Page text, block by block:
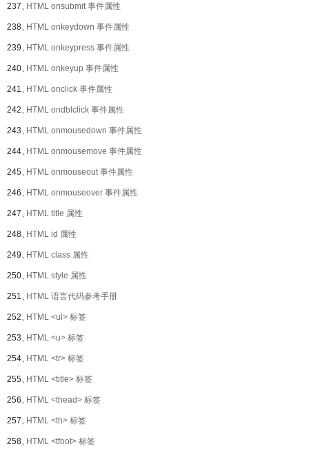
237、HTML onsubmit 事件属性
238、HTML onkeydown 事件属性
239、HTML onkeypress 事件属性
240、HTML onkeyup 事件属性
241、HTML onclick 事件属性
242、HTML ondblclick 事件属性
243、HTML onmousedown 事件属性
244、HTML onmousemove 事件属性
245、HTML onmouseout 事件属性
246、HTML onmouseover 事件属性
247、HTML title 属性
248、HTML id 属性
249、HTML class 属性
250、HTML style 属性
251、HTML 语言代码参考手册
252、HTML <ul> 标签
253、HTML <u> 标签
254、HTML <tr> 标签
255、HTML <title> 标签
256、HTML <thead> 标签
257、HTML <th> 标签
258、HTML <tfoot> 标签